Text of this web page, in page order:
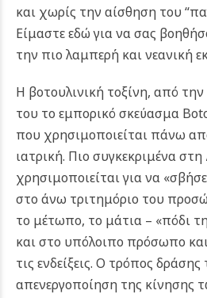
και χωρίς την αίσθηση του
Είμαστε εδώ για να σας
την πιο λαμπερή και νεανική
H βοτουλινική τοξίνη, από
του το εμπορικό σκεύασμα
που χρησιμοποιείται πάνω
ιατρική. Πιο συγκεκριμένα
χρησιμοποιείται για να
στο άνω τριτημόριο του
το μέτωπο, το μάτια – «πόδι
και στο υπόλοιπο πρόσωπο
τις ενδείξεις. Ο τρόπος δράσης
απενεργοποίηση της κίνησης